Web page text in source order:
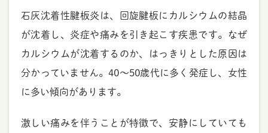
石灰沈着性腱板炎は、回旋腱板にカルシウムの結晶
が沈着し、炎症や痛みを引き起こす疾患です。なぜ
カルシウムが沈着するのか、はっきりとした原因は
分かっていません。40～50歳代に多く発症し、女性
に多い傾向があります。
激しい痛みを伴うことが特徴で、安静にしていても